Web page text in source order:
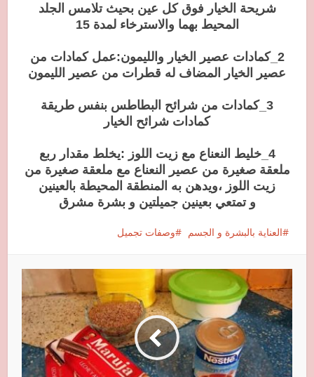
شريحة الخيار فوق كل عين بحيث تلامس الجلد
المحيط بهما والاسترخاء لمدة 15
2_كمادات عصير الخيار والليمون:عمل كمادات من
عصير الخيار المضاف له قطرات من عصير الليمون
3_كمادات من شرائح البطاطس بنفس طريقة
كمادات شرائح الخيار
4_خليط النعناع مع زيت اللوز :يخلط مقدار ربع
ملعقة صغيرة من عصير النعناع مع ملعقة صغيرة من
زيت اللوز ،ويدهن به المنطقة المحيطة بالعينين
و تمتعي بعينين جميلتين و بشرة مشرق
العناية بالبشرة و الجسم وصفات تجميل